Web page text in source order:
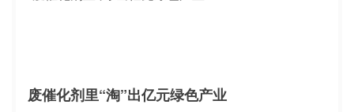
废催化剂里“淘”出亿元绿色产业